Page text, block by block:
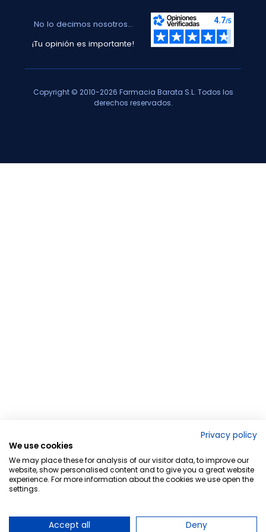
No lo decimos nosotros...
¡Tu opinión es importante!
Copyright © 2010-2026 Farmacia Barata S.L. Todos los
derechos reservados.
Privacy policy
We use cookies
We may place these for analysis of our visitor data, to improve our
website, show personalised content and to give you a great website
experience. For more information about the cookies we use open the
settings.
Accept all Deny